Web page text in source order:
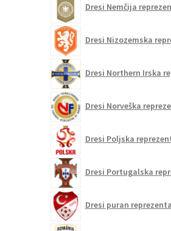
Dresi Nemčija
Dresi Nizozemska
Dresi Northern Irska
Dresi Norveška
Dresi Poljska
Dresi Portugalska
Dresi puran